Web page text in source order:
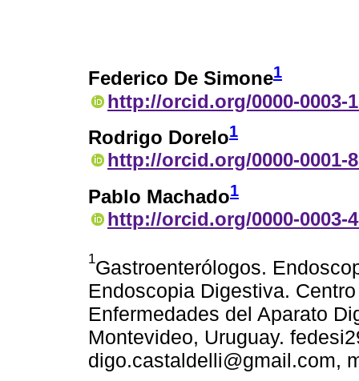
Federico De Simone1
http://orcid.org/0000-0003-
Rodrigo Dorelo1
http://orcid.org/0000-0001-
Pablo Machado1
http://orcid.org/0000-0003-
1Gastroenterólogos.
Endoscopia Digestiva.
Enfermedades del Aparato
Montevideo, Uruguay.
digo.castaldelli@gmail.com,